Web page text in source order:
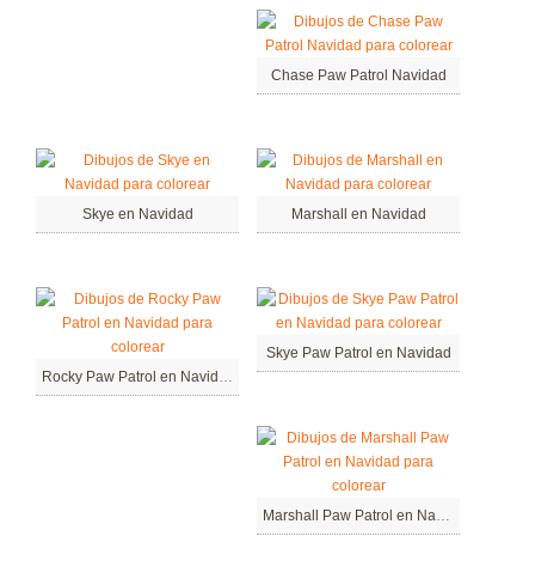
Chase Paw Patrol Navidad
Skye en Navidad Marshall en Navidad
Rocky Paw Patrol en Navidad
Skye Paw Patrol en Navidad
Marshall Paw Patrol en Navidad